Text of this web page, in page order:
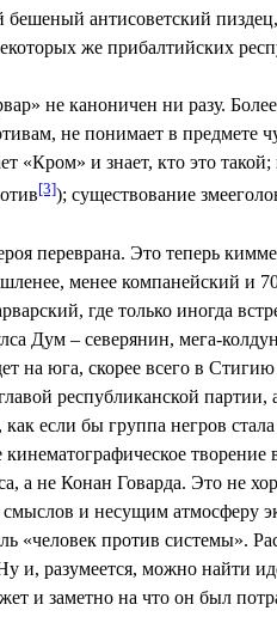
бешеный антисоветский
же прибалтийских
не каноничен ни разу.
не понимает в предмете
«Кром» и знает, кто это
[3]); существование
переврана. Это теперь
менее компанейский и
где только иногда
Дум – северянин, мега-
на юга, скорее всего в Стигию
республиканской партии,
если бы группа негров
а не Конан Говарда. Это не
и несущим атмосферу
«человек против системы».
и, разумеется, можно найти
и заметно на что он был